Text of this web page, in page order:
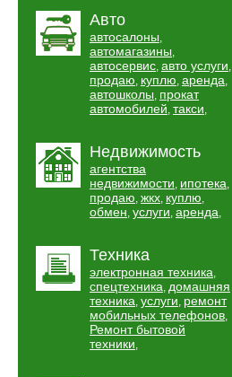
Авто
автосалоны,
автомагазины,
автосервис, авто услуги,
продаю, куплю, аренда,
автошколы, прокат
автомобилей, такси,
Недвижимость
агентства
недвижимости, ипотека,
продаю, жкх, куплю,
обмен, услуги, аренда,
Техника
электронная техника,
спецтехника, домашняя
техника, услуги, ремонт
мобильных телефонов,
Ремонт бытовой
техники,